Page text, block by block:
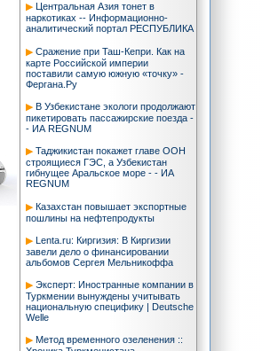
Центральная Азия тонет в
наркотиках -- Информационно-
аналитический портал РЕСПУБЛИКА
Сражение при Таш-Кепри. Как на
карте Российской империи
поставили самую южную «точку» -
Фергана.Ру
В Узбекистане экологи продолжают
пикетировать пассажирские поезда -
- ИА REGNUM
Таджикистан покажет главе ООН
строящиеся ГЭС, а Узбекистан
гибнущее Аральское море - - ИА
REGNUM
Казахстан повышает экспортные
пошлины на нефтепродукты
Lenta.ru: Киргизия: В Киргизии
завели дело о финансировании
альбомов Сергея Мельникоффа
Эксперт: Иностранные компании в
Туркмении вынуждены учитывать
национальную специфику | Deutsche
Welle
Метод временного озеленения ::